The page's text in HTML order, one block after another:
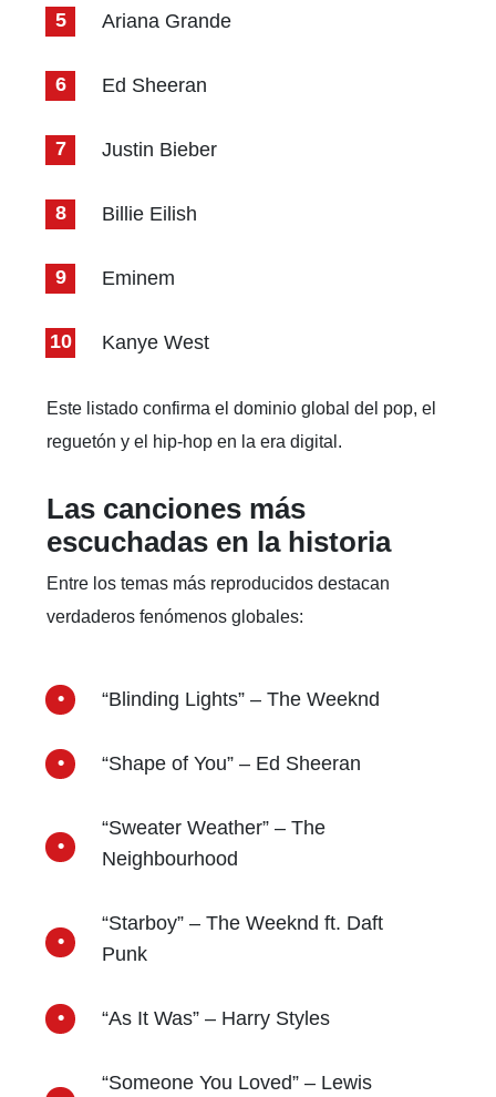
Ariana Grande
Ed Sheeran
Justin Bieber
Billie Eilish
Eminem
Kanye West
Este listado confirma el dominio global del pop, el
reguetón y el hip-hop en la era digital.
Las canciones más
escuchadas en la historia
Entre los temas más reproducidos destacan
verdaderos fenómenos globales:
“Blinding Lights” – The Weeknd
“Shape of You” – Ed Sheeran
“Sweater Weather” – The
Neighbourhood
“Starboy” – The Weeknd ft. Daft
Punk
“As It Was” – Harry Styles
“Someone You Loved” – Lewis